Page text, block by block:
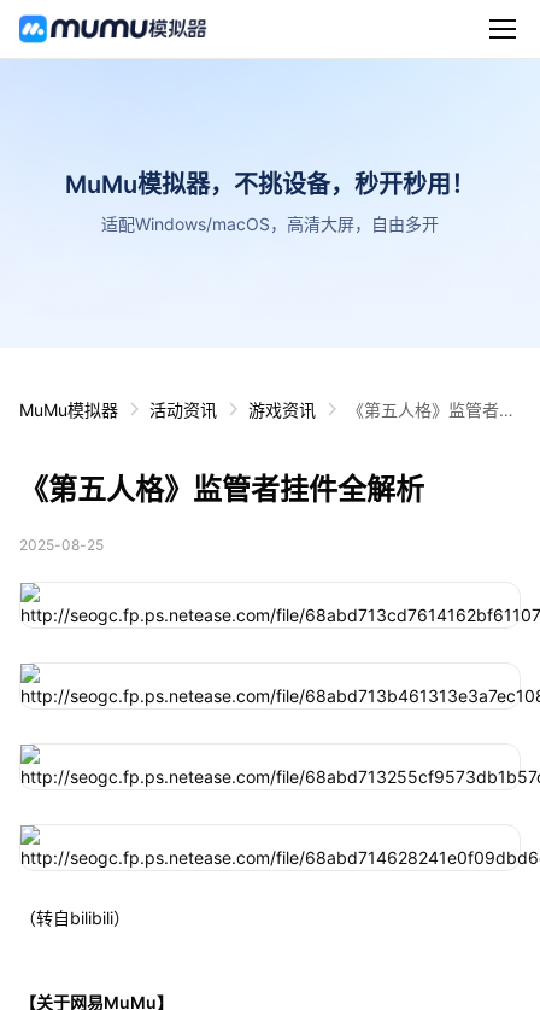
MuMu模拟器，不挑设备，秒开秒用！
适配Windows/macOS，高清大屏，自由多开
MuMu模拟器 活动资讯 游戏资讯
《第五人格》监管者挂
《第五人格》监管者挂件全解析
2025-08-25
（转自bilibili）
【关于网易MuMu】